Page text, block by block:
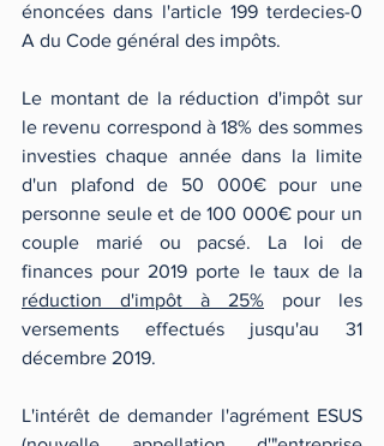
énoncées dans l'article 199 terdecies-0
A du Code général des impôts.
Le montant de la réduction d'impôt sur
le revenu correspond à 18% des sommes
investies chaque année dans la limite
d'un plafond de 50 000€ pour une
personne seule et de 100 000€ pour un
couple marié ou pacsé. La loi de
réduction d'impôt à 25% pour les
versements effectués jusqu'au 31
décembre 2019.
L'intérêt de demander l'agrément ESUS